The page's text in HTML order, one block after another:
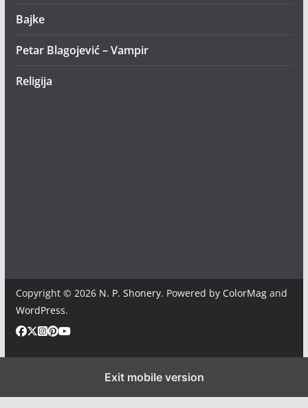
Bajke
Petar Blagojević – Vampir
Religija
Copyright © 2026 N. P. Shonery. Powered by ColorMagand
WordPress.
Exit mobile version